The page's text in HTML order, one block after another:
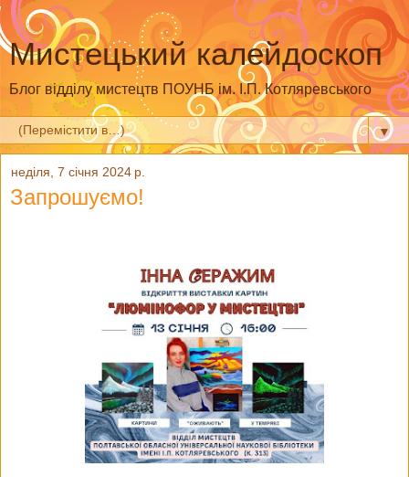
Мистецький калейдоскоп
Блог відділу мистецтв ПОУНБ ім. І.П. Котляревського
▼
неділя, 7 січня 2024 р.
Запрошуємо!